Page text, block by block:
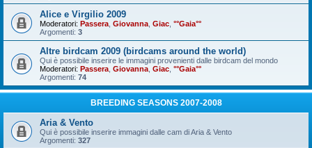
Alice e Virgilio 2009
Moderatori: Passera Giovanna Giac °°Gaia°°
Argomenti: 3
Altre birdcam 2009 (birdcams around the world)
Qui è possibile inserire le immagini provenienti dalle birdcam del mondo
Moderatori: Passera Giovanna Giac °°Gaia°°
Argomenti: 74
BREEDING SEASONS 2007-2008
Aria & Vento
Qui è possibile inserire immagini dalle cam di Aria & Vento
Argomenti: 327